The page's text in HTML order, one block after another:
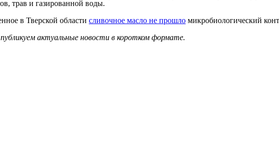
трав и газированной воды.
в Тверской области сливочное масло не прошло микробиологический
актуальные новости в коротком формате.